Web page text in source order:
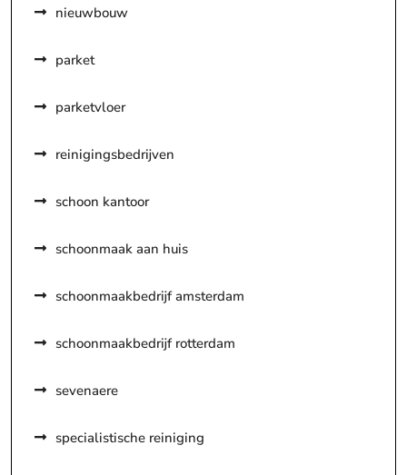
nieuwbouw
parket
parketvloer
reinigingsbedrijven
schoon kantoor
schoonmaak aan huis
schoonmaakbedrijf amsterdam
schoonmaakbedrijf rotterdam
sevenaere
specialistische reiniging